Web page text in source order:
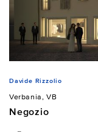
Davide Rizzolio
Verbania, VB
Negozio